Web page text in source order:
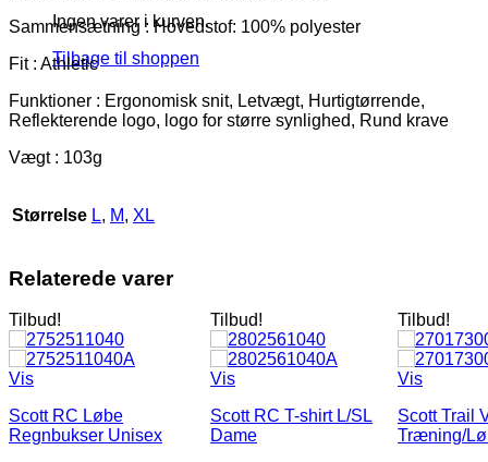
Ingen varer i kurven.
Tilbage til shoppen
Sammensætning : Hovedstof: 100% polyester
Fit : Athletic
Funktioner : Ergonomisk snit, Letvægt, Hurtigtørrende,
Reflekterende logo, logo for større synlighed, Rund krave
Vægt : 103g
Størrelse L, M, XL
Relaterede varer
Tilbud!
Vis
Scott RC Løbe
Regnbukser Unisex
Tilbud!
Vis
Scott RC T-shirt L/SL
Dame
Tilbud!
Vis
Scott Trail
Træning/